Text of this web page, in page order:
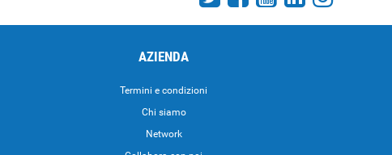
AZIENDA
Termini e condizioni
Chi siamo
Network